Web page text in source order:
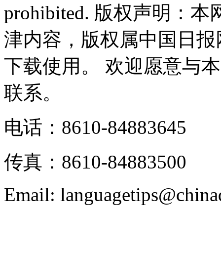
prohibited. 版权声明：
津内容，版权属中国日
下载使用。 欢迎愿意与
联系。
电话：8610-84883645
传真：8610-84883500
Email: